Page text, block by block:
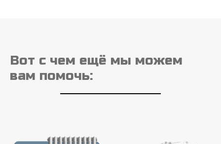
Вот с чем ещё мы можем
вам помочь: